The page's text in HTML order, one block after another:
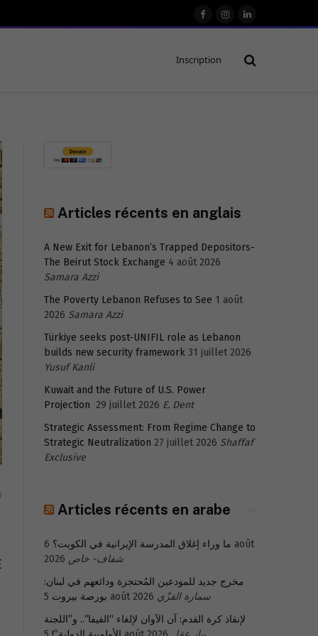
FacebookInstagram
LinkedIn
Inscription
Articles récents en anglais
A New Exit for Lebanon’s Trapped Depositors-
The Beirut Stock Exchange 4 août 2026
Samara Azzi
The Poverty Lebanon Refuses to See 1 août
2026 Samara Azzi
Türkiye seeks post-UNIFIL role as Lebanon
builds new security framework 31 juillet 2026
Yusuf Kanli
Kuwait and the Future of U.S. Power
Projection 29 juillet 2026 E. Dent
Strategic Assessment: From Regime Change to
Strategic Neutralization 27 juillet 2026 Shaffaf
Exclusive
Articles récents en arabe
ما وراء إغلاق المدرسة الإيرانية في الكويت؟ 6 août
2026 شفاف- خاص
مخرج جديد للمودعين المُحتجزة ودائعهم في لبنان:
بورصة بيروت 5 août 2026 سمارة القزّي
لإنقاذ كرة القدم: آن الآوان لإلغاء “الفيفا”.. و”اللجنة